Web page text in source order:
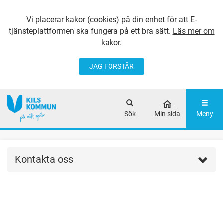
Vi placerar kakor (cookies) på din enhet för att E-
tjänsteplattformen ska fungera på ett bra sätt. Läs mer om
kakor.
JAG FÖRSTÅR
GÅ DIREKT TILL
Sök Min sida Meny
Kontakta oss